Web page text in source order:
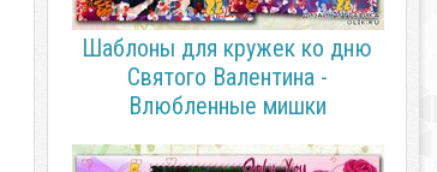
Шаблоны для кружек ко дню
Святого Валентина -
Влюбленные мишки